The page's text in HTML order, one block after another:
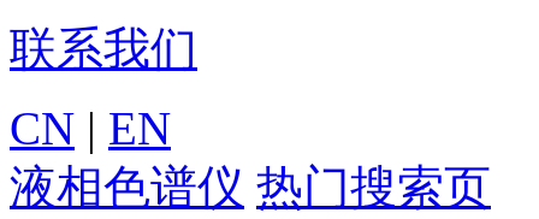
联系我们
CN | EN
液相色谱仪 热门搜索页